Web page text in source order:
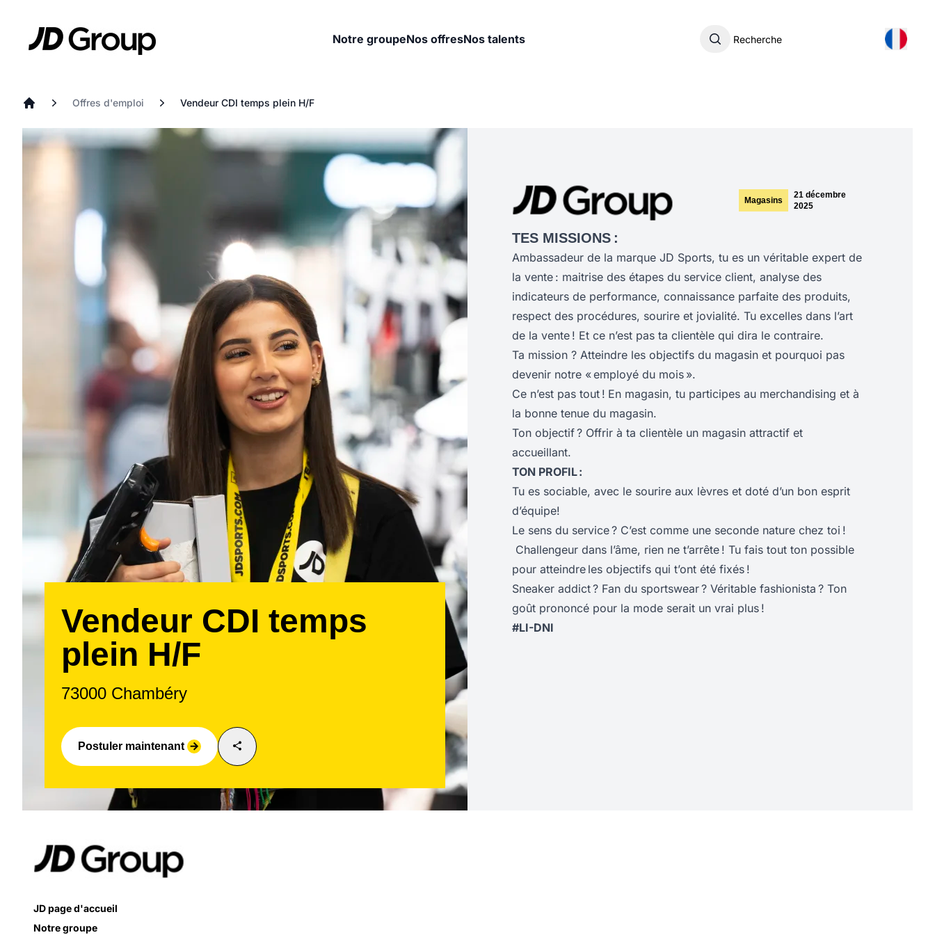
JD
Notre groupeNos offresNos talents Recherche
Offres d'emploi Vendeur CDI temps plein H/F
Vendeur CDI temps
plein H/F
73000 Chambéry
Postuler maintenant arrow_forward share
Magasins
21 décembre
2025
TES MISSIONS :
Ambassadeur de la marque JD Sports, tu es un véritable expert de
la vente : maitrise des étapes du service client, analyse des
indicateurs de performance, connaissance parfaite des produits,
respect des procédures, sourire et jovialité. Tu excelles dans l’art
de la vente ! Et ce n’est pas ta clientèle qui dira le contraire.
Ta mission ? Atteindre les objectifs du magasin et pourquoi pas
devenir notre « employé du mois ».
Ce n’est pas tout ! En magasin, tu participes au merchandising et à
la bonne tenue du magasin.
Ton objectif ? Offrir à ta clientèle un magasin attractif et
accueillant.
TON PROFIL :
Tu es sociable, avec le sourire aux lèvres et doté d’un bon esprit
d’équipe!
Le sens du service ? C’est comme une seconde nature chez toi !
Challengeur dans l’âme, rien ne t’arrête ! Tu fais tout ton possible
pour atteindre les objectifs qui t’ont été fixés !
Sneaker addict ? Fan du sportswear ? Véritable fashionista ? Ton
goût prononcé pour la mode serait un vrai plus !
#LI-DNI
JD page d'accueil
Notre groupe